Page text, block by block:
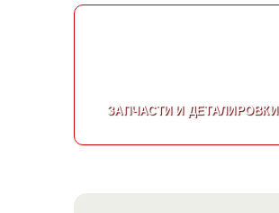
ЗАПЧАСТИИ ДЕТАЛИРОВКИ